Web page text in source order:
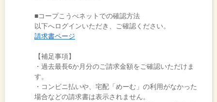
■コープこうべネットでの確認方法
以下へログインいただき、ご確認ください。
請求書ページ
【補足事項】
・過去最長6か月分のご請求金額をご確認いただけま
す。
・コンビニ払いや、宅配「めーむ」の利用がなかった
場合などの請求書は表示されません。